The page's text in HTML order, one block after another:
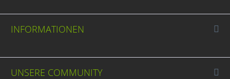
INFORMATIONEN
UNSERE COMMUNITY